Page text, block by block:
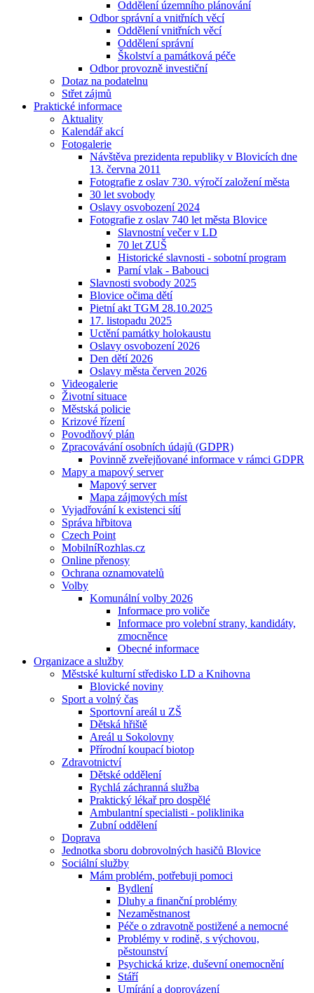
Oddělení územního plánování
Odbor správní a vnitřních věcí
Oddělení vnitřních věcí
Oddělení správní
Školství a památková péče
Odbor provozně investiční
Dotaz na podatelnu
Střet zájmů
Praktické informace
Aktuality
Kalendář akcí
Fotogalerie
Návštěva prezidenta republiky v Blovicích dne
13. června 2011
Fotografie z oslav 730. výročí založení města
30 let svobody
Oslavy osvobození 2024
Fotografie z oslav 740 let města Blovice
Slavnostní večer v LD
70 let ZUŠ
Historické slavnosti - sobotní program
Parní vlak - Babouci
Slavnosti svobody 2025
Blovice očima dětí
Pietní akt TGM 28.10.2025
17. listopadu 2025
Uctění památky holokaustu
Oslavy osvobození 2026
Den dětí 2026
Oslavy města červen 2026
Videogalerie
Životní situace
Městská policie
Krizové řízení
Povodňový plán
Zpracovávání osobních údajů (GDPR)
Povinně zveřejňované informace v rámci GDPR
Mapy a mapový server
Mapový server
Mapa zájmových míst
Vyjadřování k existenci sítí
Správa hřbitova
Czech Point
MobilníRozhlas.cz
Online přenosy
Ochrana oznamovatelů
Volby
Komunální volby 2026
Informace pro voliče
Informace pro volební strany, kandidáty,
zmocněnce
Obecné informace
Organizace a služby
Městské kulturní středisko LD a Knihovna
Blovické noviny
Sport a volný čas
Sportovní areál u ZŠ
Dětská hřiště
Areál u Sokolovny
Přírodní koupací biotop
Zdravotnictví
Dětské oddělení
Rychlá záchranná služba
Praktický lékař pro dospělé
Ambulantní specialisti - poliklinika
Zubní oddělení
Doprava
Jednotka sboru dobrovolných hasičů Blovice
Sociální služby
Mám problém, potřebuji pomoci
Bydlení
Dluhy a finanční problémy
Nezaměstnanost
Péče o zdravotně postižené a nemocné
Problémy v rodině, s výchovou,
pěstounství
Psychická krize, duševní onemocnění
Stáří
Umírání a doprovázení